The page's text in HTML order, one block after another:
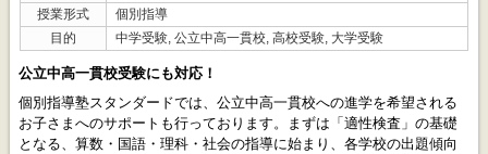
授業形式
個別指導
目的
中学受験, 公立中高一貫校, 高校受験, 大学受験
公立中高一貫校受験にも対応！
個別指導塾スタンダードでは、公立中高一貫校への進学を希望される
お子さまへのサポートも行っております。まずは「適性検査」の基礎
となる、算数・国語・理科・社会の指導に始まり、各学校の出題傾向